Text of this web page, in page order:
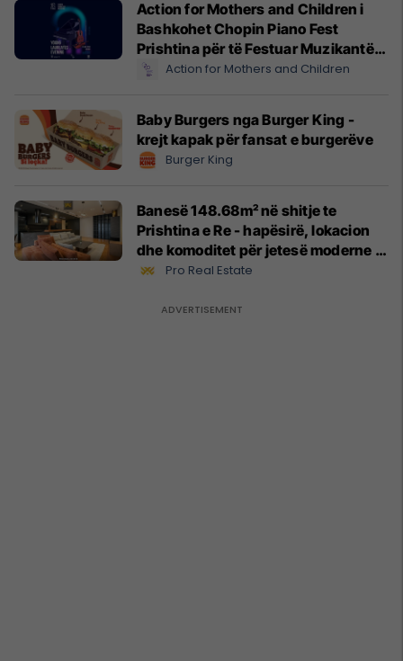
Action for Mothers and Children i
Bashkohet Chopin Piano Fest
Prishtina për të Festuar Muzikantët
e Rinj më 3 qershor
Action for Mothers and Children
Baby Burgers nga Burger King -
krejt kapak për fansat e burgerëve
Burger King
Banesë 148.68m² në shitje te
Prishtina e Re - hapësirë, lokacion
dhe komoditet për jetesë moderne
#13551Pro Real Estate